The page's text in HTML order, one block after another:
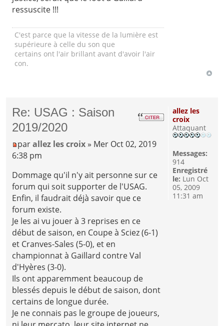
ressuscite !!!
C'est parce que la vitesse de la lumière est
supérieure à celle du son que
certains ont l'air brillant avant d'avoir l'air
con.
Re: USAG : Saison
2019/2020
parallez les croix » Mer Oct 02, 2019
6:38 pm
Dommage qu'il n'y ait personne sur ce
forum qui soit supporter de l'USAG.
Enfin, il faudrait déjà savoir que ce
forum existe.
Je les ai vu jouer à 3 reprises en ce
début de saison, en Coupe à Sciez (6-1)
et Cranves-Sales (5-0), et en
championnat à Gaillard contre Val
d'Hyères (3-0).
Ils ont apparemment beaucoup de
blessés depuis le début de saison, dont
certains de longue durée.
Je ne connais pas le groupe de joueurs,
allez les
croix
Attaquant
Messages:
914
Enregistré
le: Lun Oct
05, 2009
11:31 am